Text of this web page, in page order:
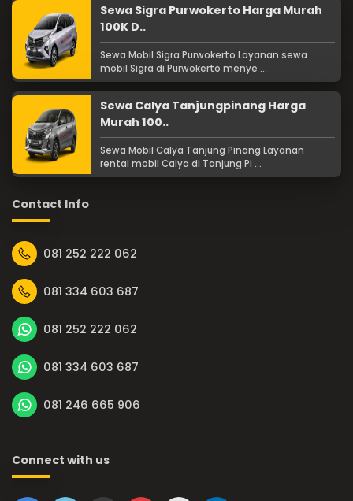
Sewa Sigra Purwokerto Harga Murah
100K D..
Sewa Mobil Sigra Purwokerto Layanan sewa
mobil Sigra di Purwokerto menye ...
Sewa Calya Tanjungpinang Harga
Murah 100..
Sewa Mobil Calya Tanjung Pinang Layanan
rental mobil Calya di Tanjung Pi ...
Contact Info
081 252 222 062
081 334 603 687
081 252 222 062
081 334 603 687
081 246 665 906
Connect with us